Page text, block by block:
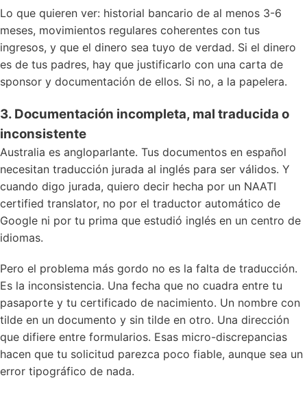
Lo que quieren ver: historial bancario de al menos 3-6
meses, movimientos regulares coherentes con tus
ingresos, y que el dinero sea tuyo de verdad. Si el dinero
es de tus padres, hay que justificarlo con una carta de
sponsor y documentación de ellos. Si no, a la papelera.
3. Documentación incompleta, mal traducida o
inconsistente
Australia es angloparlante. Tus documentos en español
necesitan traducción jurada al inglés para ser válidos. Y
cuando digo jurada, quiero decir hecha por un NAATI
certified translator, no por el traductor automático de
Google ni por tu prima que estudió inglés en un centro de
idiomas.
Pero el problema más gordo no es la falta de traducción.
Es la inconsistencia. Una fecha que no cuadra entre tu
pasaporte y tu certificado de nacimiento. Un nombre con
tilde en un documento y sin tilde en otro. Una dirección
que difiere entre formularios. Esas micro-discrepancias
hacen que tu solicitud parezca poco fiable, aunque sea un
error tipográfico de nada.